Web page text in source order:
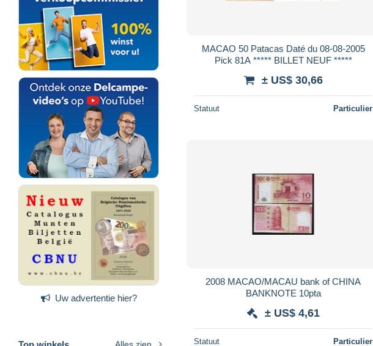
Uw advertentie hier?
MACAO 50 Patacas Daté du 08-08-2005
Pick 81A ***** BILLET NEUF *****
± US$ 30,66
Statuut Particulier
2008 MACAO/MACAU bank of CHINA
BANKNOTE 10pta
± US$ 4,61
Statuut Particulier